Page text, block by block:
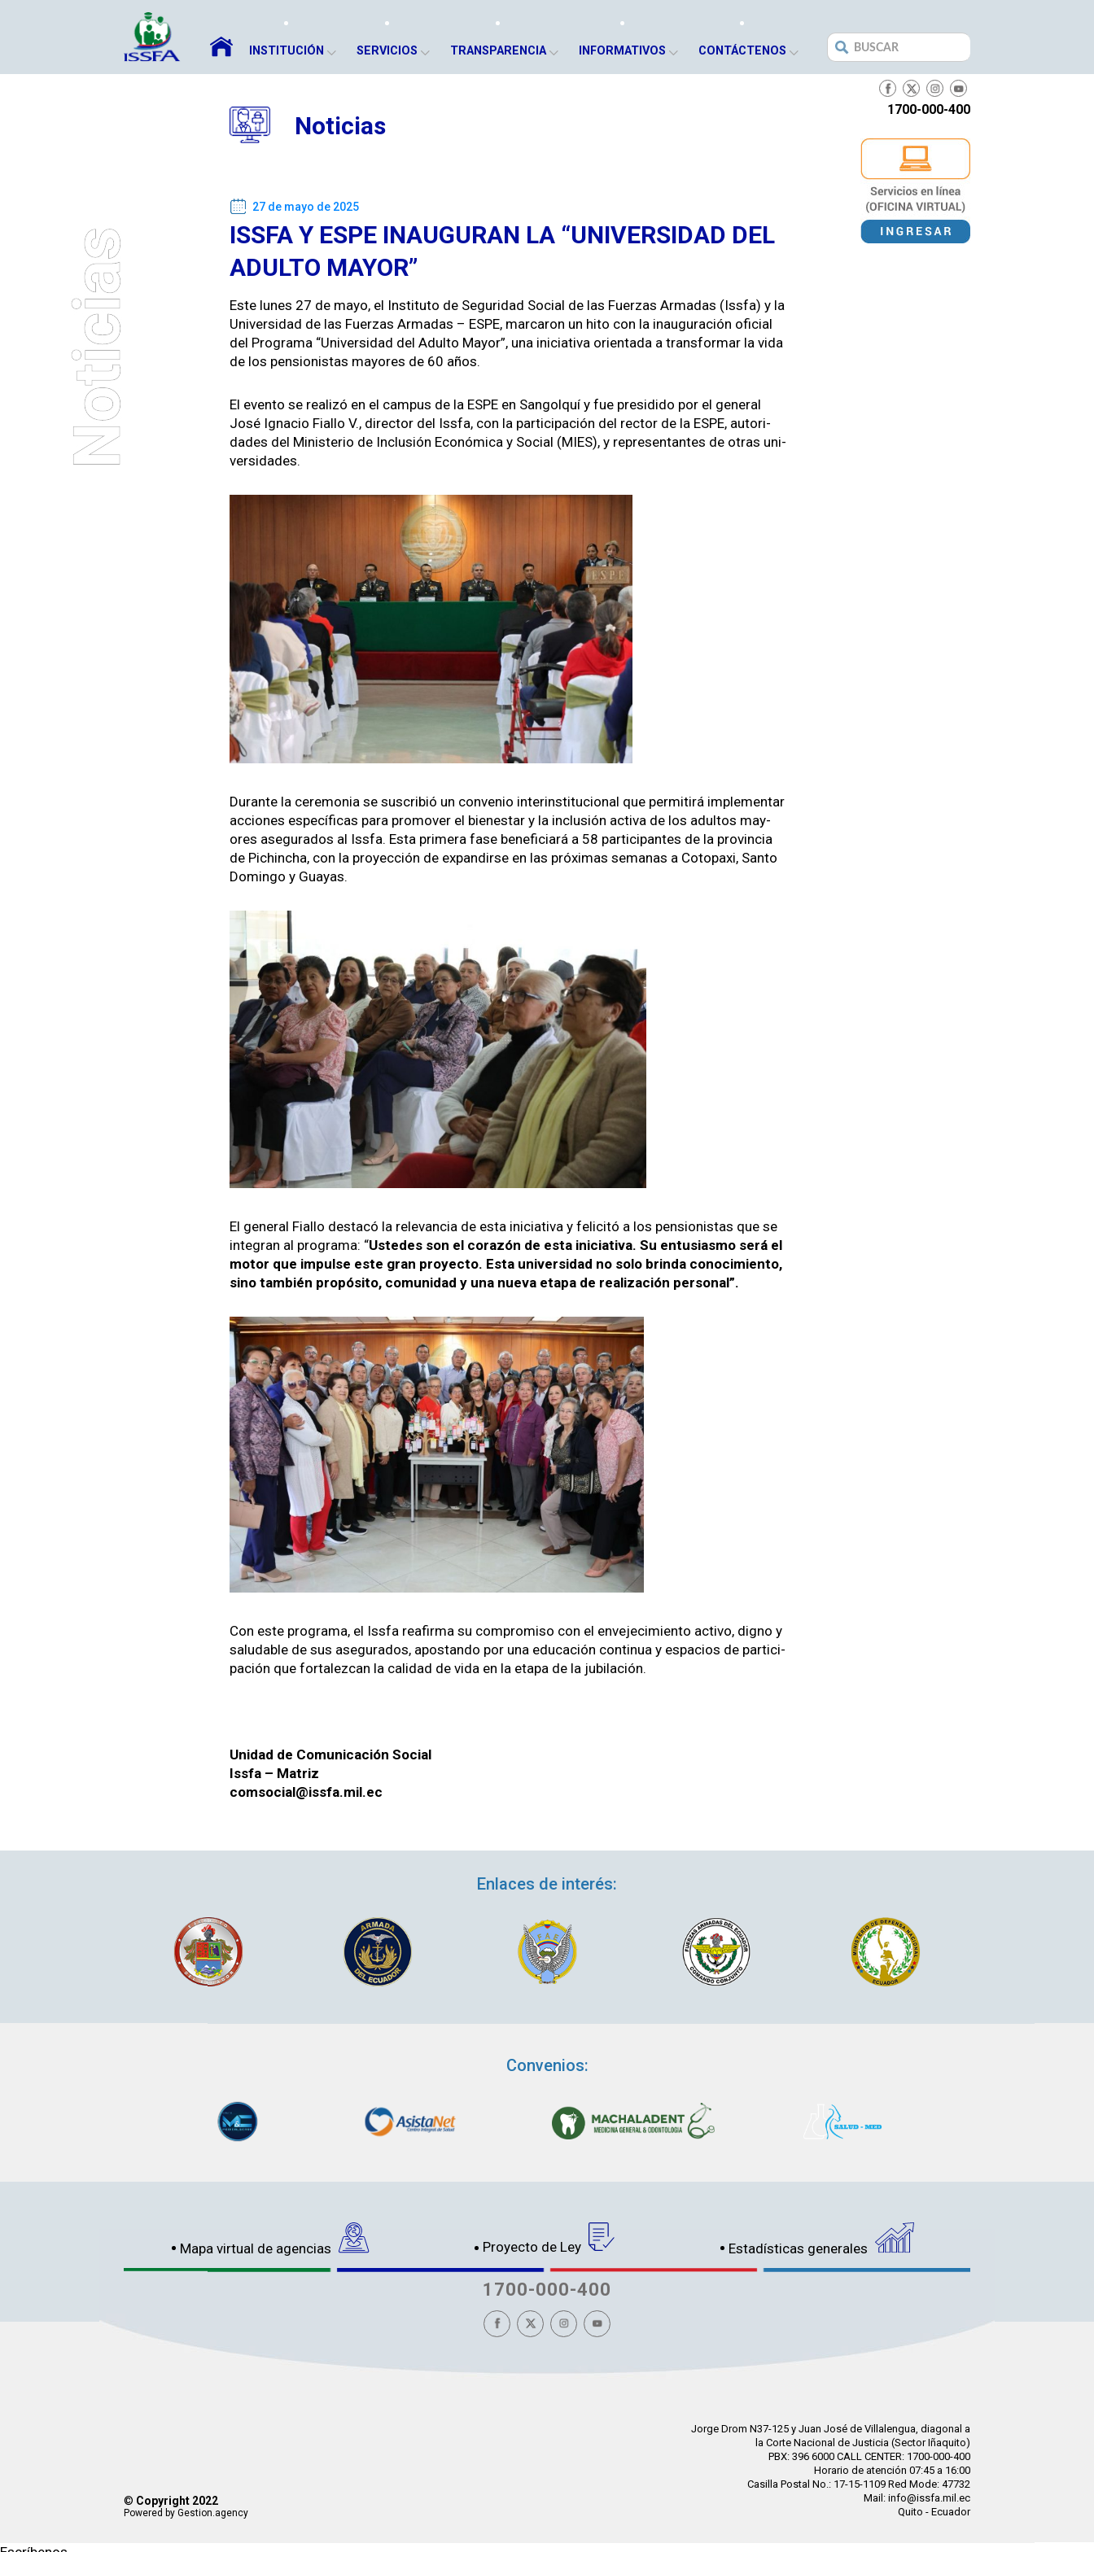
INSTITUCIÓN SERVICIOS TRANSPARENCIA INFORMATIVOS CONTÁCTENOS
Search
for:
1700-000-400
Noticias
27 de mayo de 2025
ISSFA Y ESPE INAUGURAN LA “UNIVERSIDAD DEL
ADULTO MAYOR”
Este lunes 27 de mayo, el Insti­tu­to de Seguri­dad Social de las Fuerzas Armadas (Iss­fa) y la
Uni­ver­si­dad de las Fuerzas Armadas – ESPE, mar­caron un hito con la inau­gu­ración ofi­cial
del Pro­gra­ma “Uni­ver­si­dad del Adul­to May­or”, una ini­cia­ti­va ori­en­ta­da a trans­for­mar la vida
de los pen­sion­istas may­ores de 60 años.
El even­to se real­izó en el cam­pus de la ESPE en San­golquí y fue pre­si­di­do por el gen­er­al
José Igna­cio Fial­lo V., direc­tor del Iss­fa, con la par­tic­i­pación del rec­tor de la ESPE, autori­
dades del Min­is­te­rio de Inclusión Económi­ca y Social (MIES), y rep­re­sen­tantes de otras uni­
ver­si­dades.
Durante la cer­e­mo­nia se suscribió un con­ve­nio interin­sti­tu­cional que per­mi­tirá imple­men­tar
acciones especí­fi­cas para pro­mover el bien­es­tar y la inclusión acti­va de los adul­tos may­
ores ase­gu­ra­dos al Iss­fa. Esta primera fase ben­e­fi­cia­rá a 58 par­tic­i­pantes de la provin­cia
de Pich­in­cha, con la proyec­ción de expandirse en las próx­i­mas sem­anas a Cotopaxi, San­to
Domin­go y Guayas.
El gen­er­al Fial­lo destacó la rel­e­van­cia de esta ini­cia­ti­va y felic­itó a los pen­sion­istas que se
inte­gran al pro­gra­ma: “Ust­edes son el corazón de esta ini­cia­ti­va. Su entu­si­as­mo será el
motor que impulse este gran proyec­to. Esta uni­ver­si­dad no solo brin­da conocimien­to,
sino tam­bién propósi­to, comu­nidad y una nue­va eta­pa de real­ización per­son­al”.
Con este pro­gra­ma, el Iss­fa reafir­ma su com­pro­miso con el enve­jec­imien­to acti­vo, dig­no y
salud­able de sus ase­gu­ra­dos, apo­s­tan­do por una edu­cación con­tin­ua y espa­cios de par­tic­i­
pación que for­t­alez­can la cal­i­dad de vida en la eta­pa de la jubi­lación.
Unidad de Comu­ni­cación Social
Iss­fa – Matriz
comsocial@issfa.mil.ec
Enlaces de interés:
Convenios:
Mapa virtual de agencias Proyecto de Ley Estadísticas generales
1700-000-400
© Copyright 2022
Powered by Gestion.agency
Jorge Drom N37-125 y Juan José de Villalengua, diagonal a
la Corte Nacional de Justicia (Sector Iñaquito)
PBX: 396 6000 CALL CENTER: 1700-000-400
Horario de atención 07:45 a 16:00
Casilla Postal No.: 17-15-1109 Red Mode: 47732
Mail: info@issfa.mil.ec
Quito - Ecuador